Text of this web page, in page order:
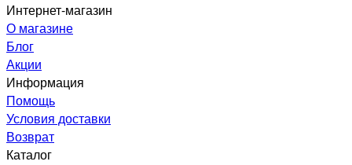
Интернет-магазин
О магазине
Блог
Акции
Информация
Помощь
Условия доставки
Возврат
Каталог